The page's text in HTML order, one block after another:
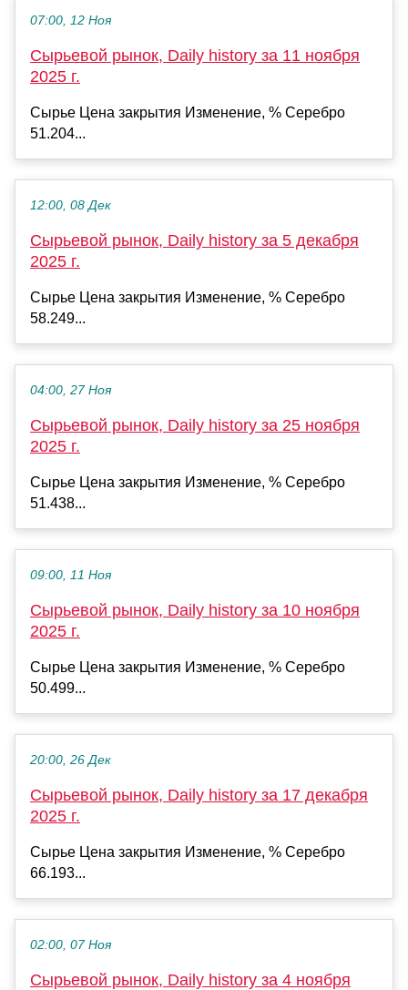
07:00, 12 Ноя
Сырьевой рынок, Daily history за 11 ноября
2025 г.
Сырье Цена закрытия Изменение, % Серебро
51.204...
12:00, 08 Дек
Сырьевой рынок, Daily history за 5 декабря
2025 г.
Сырье Цена закрытия Изменение, % Серебро
58.249...
04:00, 27 Ноя
Сырьевой рынок, Daily history за 25 ноября
2025 г.
Сырье Цена закрытия Изменение, % Серебро
51.438...
09:00, 11 Ноя
Сырьевой рынок, Daily history за 10 ноября
2025 г.
Сырье Цена закрытия Изменение, % Серебро
50.499...
20:00, 26 Дек
Сырьевой рынок, Daily history за 17 декабря
2025 г.
Сырье Цена закрытия Изменение, % Серебро
66.193...
02:00, 07 Ноя
Сырьевой рынок, Daily history за 4 ноября